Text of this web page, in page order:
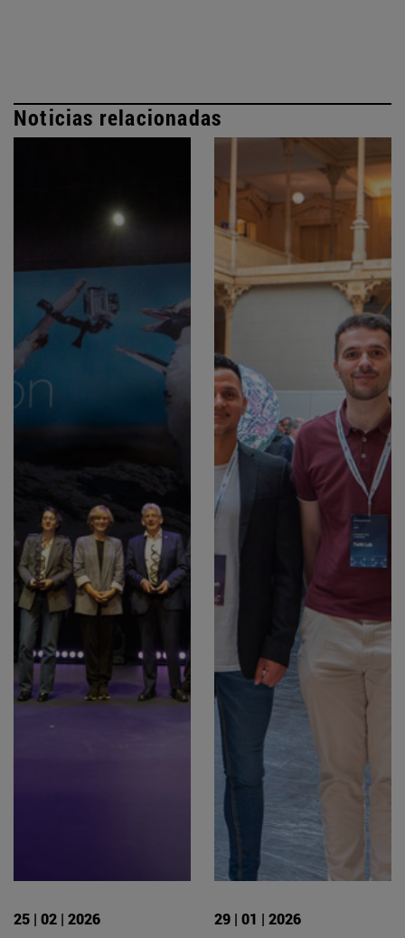
Noticias relacionadas
25 | 02 | 2026 29 | 01 | 2026